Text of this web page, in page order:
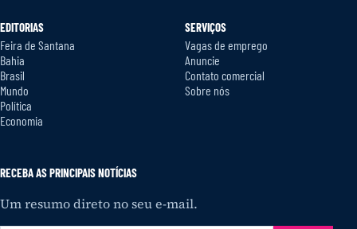
EDITORIAS
Feira de Santana
Bahia
Brasil
Mundo
Política
Economia
SERVIÇOS
Vagas de emprego
Anuncie
Contato comercial
Sobre nós
RECEBA AS PRINCIPAIS NOTÍCIAS
Um resumo direto no seu e-mail.